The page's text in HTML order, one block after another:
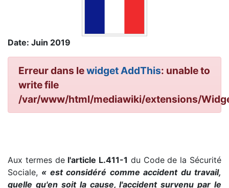
Date: Juin 2019
Erreur dans lewidget AddThis: unable to
write file
/var/www/html/mediawiki/extensions/
Aux termes de l'article L.411-1 du Code de la Sécurité
Sociale, « est considéré comme accident du travail,
quelle qu'en soit la cause, l'accident survenu par le